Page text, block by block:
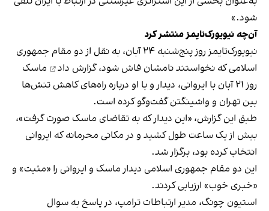
شود.»
آن‌چه نیویورک‌تایمز منتشر کرد
نیویورک‌تایمز روز پنج‌شنبه ۲۴ آبان، به نقل از دو مقام جمهوری
اسلامی که نخواستند نامشان فاش شود،گزارش داد
ماسک
روز ۲۱ آبان با ایروانی، دیدار و با او درباره راه‌های کاهش تنش‌ها
بین تهران و واشینگتن گفت‌وگو کرده است.
طبق این گزارش، «این دیدار که به تقاضای ماسک صورت گرفت»،
بیش از یک ساعت طول کشید و در مکانی محرمانه که ایروانی
انتخاب کرده بود، برگزار شد.
این دو مقام جمهوری اسلامی دیدار ماسک و ایروانی را «مثبت» و
«خبری خوب» ارزیابی کردند.
استیون چونگ، مدیر ارتباطات ترامپ، در پاسخ به سوال